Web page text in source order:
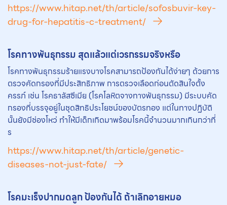
https://www.hitap.net/th/article/sofosbuvir-key-
drug-for-hepatitis-c-treatment/
โรคทางพันธุกรรม สุดแล้วแต่เวรกรรมจริงหรือ
โรคทางพันธุกรรมร้ายแรงบางโรคสามารถป้องกันได้ง่ายๆ ด้วยการ
ตรวจคัดกรองที่มีประสิทธิภาพ การตรวจเลือดก่อนตัดสินใจตั้ง
ครรภ์ เช่น โรคธาลัสซีเมีย (โรคโลหิตจางทางพันธุกรรม) มีระบบคัด
กรองที่บรรจุอยู่ในชุดสิทธิประโยชน์ของบัตรทอง แต่ในทางปฏิบัติ
นั้นยังมีช่องโหว่ ทำให้มีเด็กเกิดมาพร้อมโรคนี้จำนวนมากเกินกว่าที่
ร
https://www.hitap.net/th/article/genetic-
diseases-not-just-fate/
โรคมะเร็งปากมดลูก ป้องกันได้ ถ้าเลิกอายหมอ